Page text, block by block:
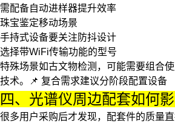
需配备自动进样器提升效率
珠宝鉴定移动场景
手持式设备要关注防抖设计
选择带WiFi传输功能的型号
特殊场景如古文物检测，可能需要组合使
技术。📌 复合需求建议分阶段配置设备
四、光谱仪周边配套如何影
很多用户采购后才发现，配套件的质量直